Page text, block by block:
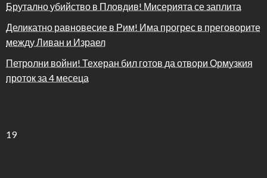
Брутално убийство в Пловдив! Мисерията се заплита
Деликатно равновесие в Рим! Има прогрес в преговорите
между Ливан и Израел
Петролни войни! Техеран бил готов да отвори Ормузкия
проток за 4 месеца
19